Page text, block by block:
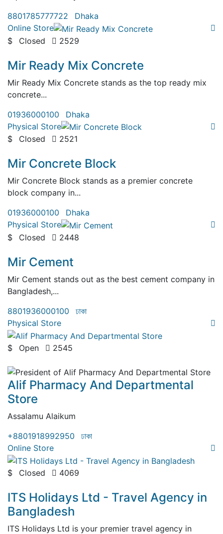
8801785777722
Dhaka
Online Store
$
Closed
2529
Mir Ready Mix Concrete
Mir Ready Mix Concrete stands as the top ready mix
concrete...
01936000100
Dhaka
Physical Store
$
Closed
2521
Mir Concrete Block
Mir Concrete Block stands as a premier concrete
block company in...
01936000100
Dhaka
Physical Store
$
Closed
2448
Mir Cement
Mir Cement stands out as the best cement company in
Bangladesh,...
8801936000100
ঢাকা
Physical Store
$ Open
2545
Alif Pharmacy And Departmental
Store
Assalamu Alaikum
+8801918992950
ঢাকা
Online Store
$ Closed
4069
ITS Holidays Ltd - Travel Agency in
Bangladesh
ITS Holidays Ltd is your premier travel agency in